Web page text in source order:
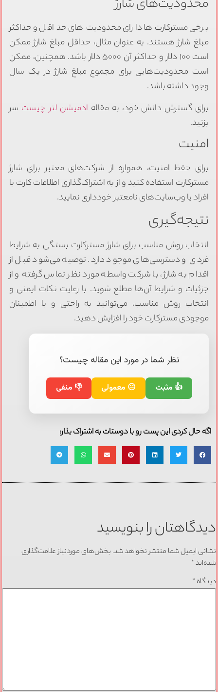
محدودیت‌های شارژ
برخی مسترکارت‌ها دارای محدودیت‌های حداقل و حداکثر
مبلغ شارژ هستند. به عنوان مثال، حداقل مبلغ شارژ ممکن
است ۱۰۰ دلار و حداکثر آن ۵۰۰۰ دلار باشد. همچنین، ممکن
است محدودیت‌هایی برای مجموع مبلغ شارژ در یک سال
وجود داشته باشد.
برای گسترش دانش خود، به مقاله ادمیشن لتر چیستسر
بزنید.
امنیت
برای حفظ امنیت، همواره از شرکت‌های معتبر برای شارژ
مسترکارت استفاده کنید و از به اشتراک‌گذاری اطلاعات کارت با
افراد یا وب‌سایت‌های نامعتبر خودداری نمایید.
نتیجه‌گیری
انتخاب روش مناسب برای شارژ مسترکارت بستگی به شرایط
فردی و دسترسی‌های موجود دارد. توصیه می‌شود قبل از
اقدام به شارژ، با شرکت واسطه مورد نظر تماس گرفته و از
جزئیات و شرایط آن‌ها مطلع شوید. با رعایت نکات ایمنی و
انتخاب روش مناسب، می‌توانید به راحتی و با اطمینان
موجودی مسترکارت خود را افزایش دهید.
نظر شما در مورد این مقاله چیست؟
👍 مثبت 😐 معمولی 👎 منفی
اگه حال کردی این پست رو با دوستات به اشتراک بذار:
دیدگاهتان را بنویسید
نشانی ایمیل شما منتشر نخواهد شد. بخش‌های موردنیاز علامت‌گذاری
شده‌اند*
دیدگاه *